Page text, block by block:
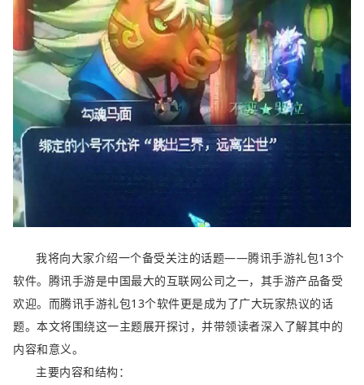
我将向大家介绍一个备受关注的话题——腾讯手游礼包13个
软件。腾讯手游是中国最大的互联网公司之一，其手游产品备受
欢迎。而腾讯手游礼包13个软件更是成为了广大玩家热议的话
题。本文将围绕这一主题展开探讨，并带领读者深入了解其中的
内容和意义。
主要内容和结构：